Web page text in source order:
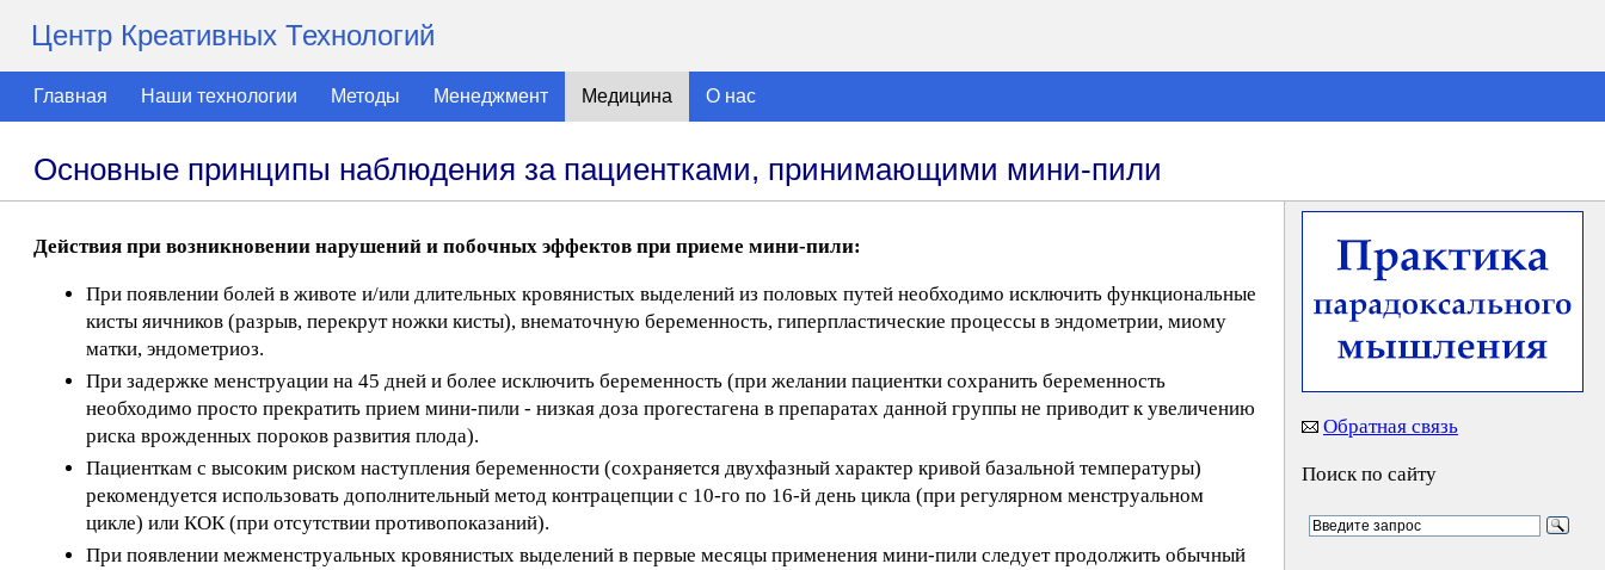
Центр Креативных Технологий
Главная Наши технологии Методы Менеджмент Медицина О нас
Основные принципы наблюдения за пациентками, принимающими мини-пили
Действия при возникновении нарушений и побочных эффектов при приеме мини-пили:
При появлении болей в животе и/или длительных кровянистых выделений из половых путей необходимо исключить функциональные
кисты яичников (разрыв, перекрут ножки кисты), внематочную беременность, гиперпластические процессы в эндометрии, миому
матки, эндометриоз.
При задержке менструации на 45 дней и более исключить беременность (при желании пациентки сохранить беременность
необходимо просто прекратить прием мини-пили - низкая доза прогестагена в препаратах данной группы не приводит к увеличению
риска врожденных пороков развития плода).
Пациенткам с высоким риском наступления беременности (сохраняется двухфазный характер кривой базальной температуры)
рекомендуется использовать дополнительный метод контрацепции с 10-го по 16-й день цикла (при регулярном менструальном
цикле) или КОК (при отсутствии противопоказаний).
При появлении межменструальных кровянистых выделений в первые месяцы применения мини-пили следует продолжить обычный
Обратная связь
Поиск по сайту